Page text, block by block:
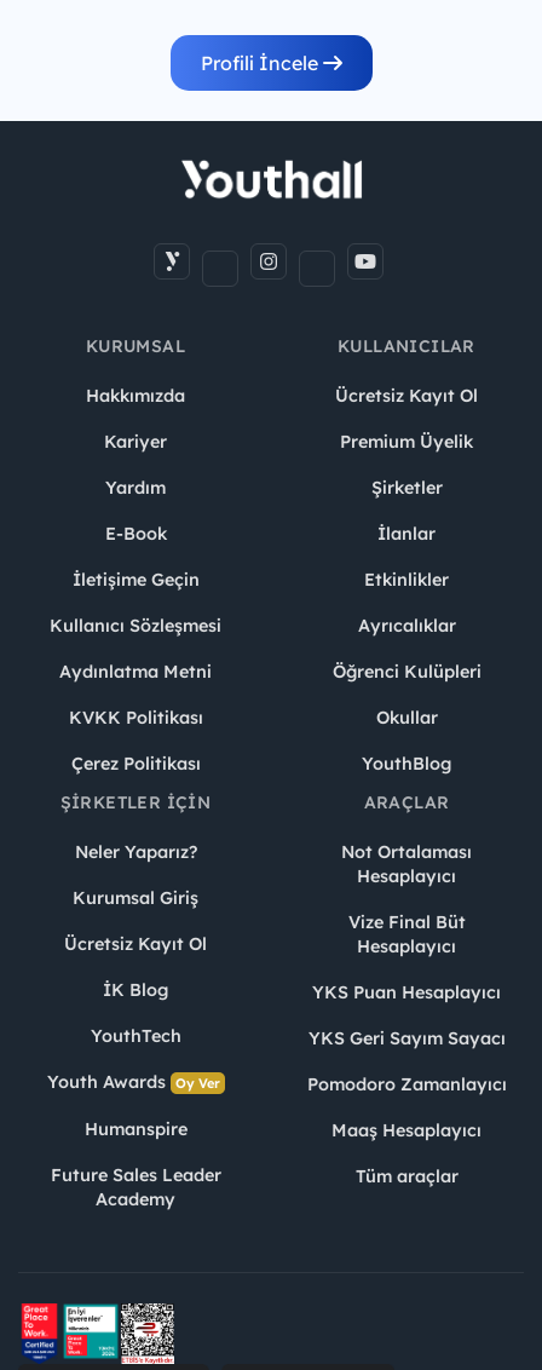
Profili İncele
KURUMSAL
Hakkımızda
Kariyer
Yardım
E-Book
İletişime Geçin
Kullanıcı Sözleşmesi
Aydınlatma Metni
KVKK Politikası
Çerez Politikası
KULLANICILAR
Ücretsiz Kayıt Ol
Premium Üyelik
Şirketler
İlanlar
Etkinlikler
Ayrıcalıklar
Öğrenci Kulüpleri
Okullar
YouthBlog
ŞIRKETLER İÇIN
Neler Yaparız?
Kurumsal Giriş
Ücretsiz Kayıt Ol
İK Blog
YouthTech
Youth Awards Oy Ver
Humanspire
Future Sales Leader
Academy
ARAÇLAR
Not Ortalaması
Hesaplayıcı
Vize Final Büt
Hesaplayıcı
YKS Puan Hesaplayıcı
YKS Geri Sayım Sayacı
Pomodoro Zamanlayıcı
Maaş Hesaplayıcı
Tüm araçlar